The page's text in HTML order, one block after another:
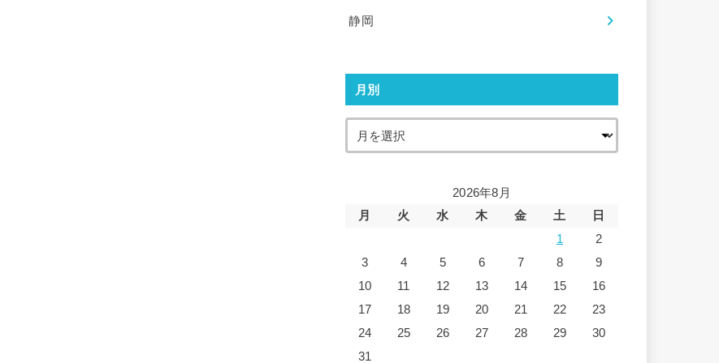
静岡
月別
2026年8月
月
火 水 木 金 土
日
1
2
3
4 5 6 7 8
9
10
11 12 13 14 15
16
17
18 19 20 21 22
23
24
25 26 27 28 29
30
31